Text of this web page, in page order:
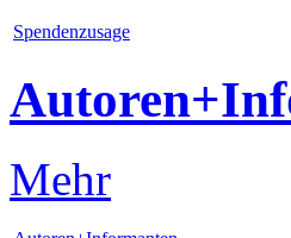
Spendenzusage
Mehr